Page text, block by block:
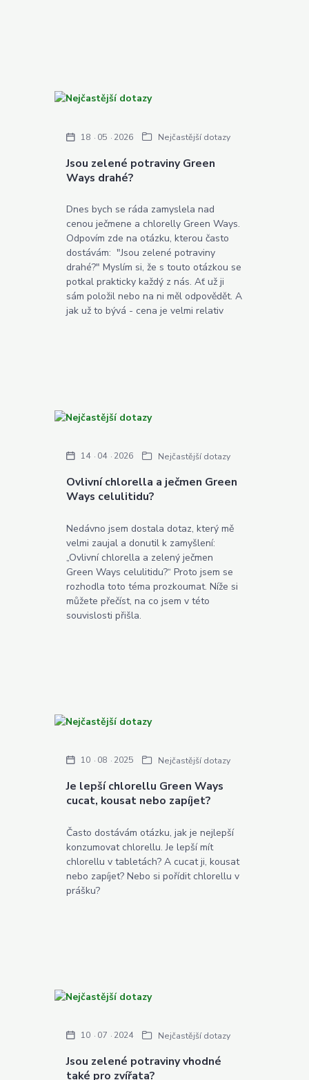
Jsou zelené potraviny Green
Ways drahé?
18 05 2026 Nejčastější dotazy
Dnes bych se ráda zamyslela nad
cenou ječmene a chlorelly Green Ways.
Odpovím zde na otázku, kterou často
dostávám: "Jsou zelené potraviny
drahé?" Myslím si, že s touto otázkou se
potkal prakticky každý z nás. Ať už ji
sám položil nebo na ni měl odpovědět. A
jak už to bývá - cena je velmi relativ
Ovlivní chlorella a ječmen Green
Ways celulitidu?
14 04 2026 Nejčastější dotazy
Nedávno jsem dostala dotaz, který mě
velmi zaujal a donutil k zamyšlení:
„Ovlivní chlorella a zelený ječmen
Green Ways celulitidu?“ Proto jsem se
rozhodla toto téma prozkoumat. Níže si
můžete přečíst, na co jsem v této
souvislosti přišla.
Je lepší chlorellu Green Ways
cucat, kousat nebo zapíjet?
10 08 2025 Nejčastější dotazy
Často dostávám otázku, jak je nejlepší
konzumovat chlorellu. Je lepší mít
chlorellu v tabletách? A cucat ji, kousat
nebo zapíjet? Nebo si pořídit chlorellu v
prášku?
Jsou zelené potraviny vhodné
také pro zvířata?
10 07 2024 Nejčastější dotazy